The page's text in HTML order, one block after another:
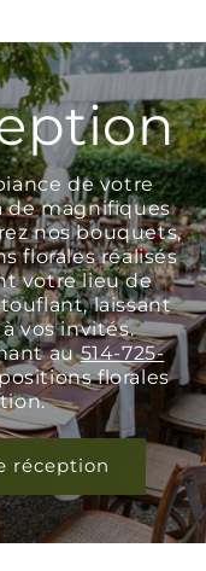
de votre
de magnifiques
nos bouquets,
florales réalisés
votre lieu de
laissant
vos invités.
au514-725-
florales
réception